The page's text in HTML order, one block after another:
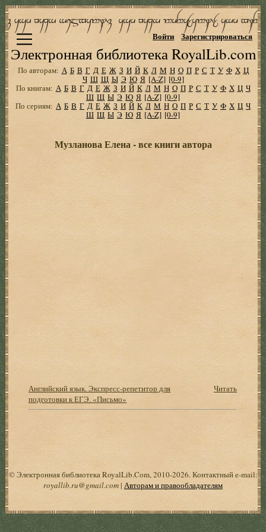
Электронная библиотека RoyalLib.com
Войти Зарегистрироваться
По авторам: А Б В Г Д Е Ж З И Й К Л М Н О П Р С Т У Ф Х Ц
Ч Ш Щ Ы Э Ю Я [A-Z] [0-9]
По книгам: А Б В Г Д Е Ж З И Й К Л М Н О П Р С Т У Ф Х Ц Ч
Ш Щ Ы Э Ю Я [A-Z] [0-9]
По сериям: А Б В Г Д Е Ж З И Й К Л М Н О П Р С Т У Ф Х Ц Ч
Ш Щ Ы Э Ю Я [A-Z] [0-9]
Музланова Елена - все книги автора
Английский язык. Экспресс-репетитор для
подготовки к ЕГЭ. «Письмо»
Читать
© Электронная библиотека RoyalLib.Com, 2010-2026. Контактный e-mail:
royallib.ru@gmail.com| Авторам и правообладателям